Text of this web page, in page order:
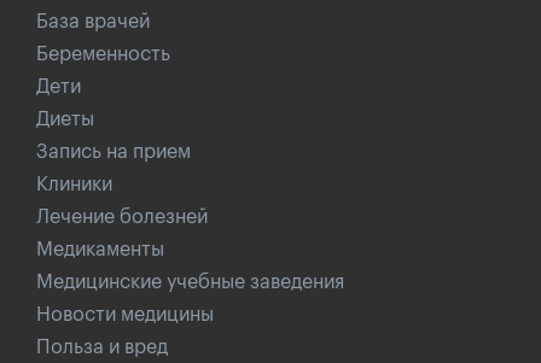
База врачей
Беременность
Дети
Диеты
Запись на прием
Клиники
Лечение болезней
Медикаменты
Медицинские учебные заведения
Новости медицины
Польза и вред